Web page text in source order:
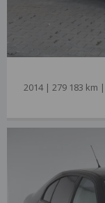
2014 | 279 183 km